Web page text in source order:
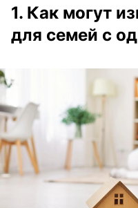
1. Как могут
для семей с